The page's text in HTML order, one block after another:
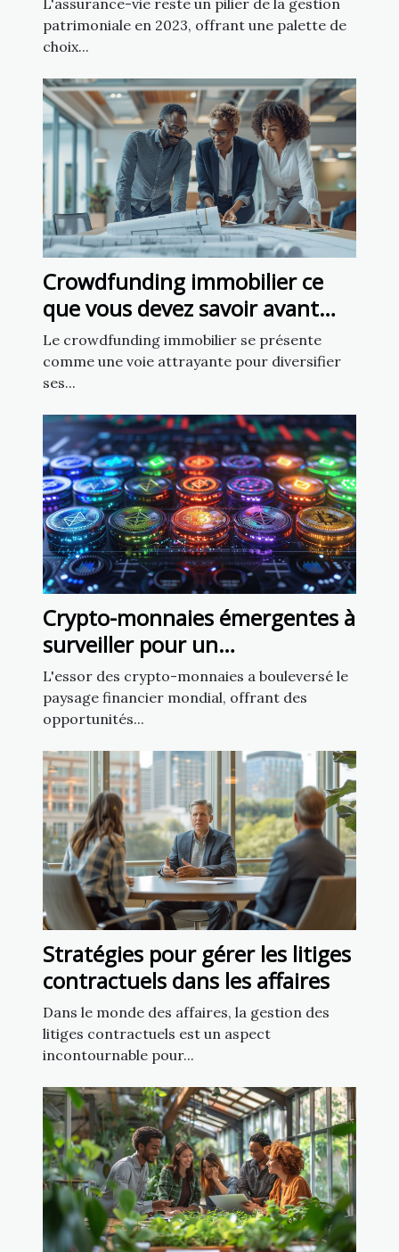
patrimoniale en 2023, offrant une palette de
choix...
Crowdfunding immobilier ce
que vous devez savoir avant
d'investir
Le crowdfunding immobilier se présente
comme une voie attrayante pour diversifier
ses...
Crypto-monnaies émergentes à
surveiller pour un
investissement précoce en
2023
L'essor des crypto-monnaies a bouleversé le
paysage financier mondial, offrant des
opportunités...
Stratégies pour gérer les litiges
contractuels dans les affaires
Dans le monde des affaires, la gestion des
litiges contractuels est un aspect
incontournable pour...